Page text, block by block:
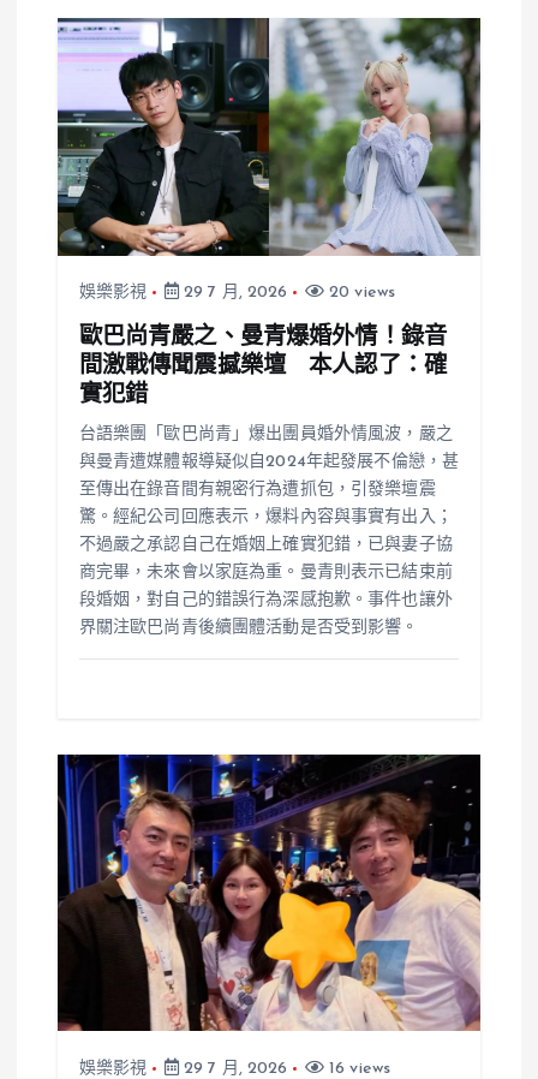
娛樂影視 29 7 月, 2026 20 views
歐巴尚青嚴之、曼青爆婚外情！錄音
間激戰傳聞震撼樂壇 本人認了：確
實犯錯
台語樂團「歐巴尚青」爆出團員婚外情風波，嚴之
與曼青遭媒體報導疑似自2024年起發展不倫戀，甚
至傳出在錄音間有親密行為遭抓包，引發樂壇震
驚。經紀公司回應表示，爆料內容與事實有出入；
不過嚴之承認自己在婚姻上確實犯錯，已與妻子協
商完畢，未來會以家庭為重。曼青則表示已結束前
段婚姻，對自己的錯誤行為深感抱歉。事件也讓外
界關注歐巴尚青後續團體活動是否受到影響。
娛樂影視 29 7 月, 2026 16 views